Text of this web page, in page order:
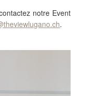
notre Event
.